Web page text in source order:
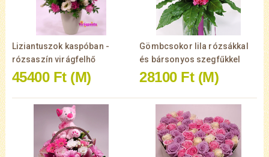
Liziantuszok kaspóban -
rózsaszín virágfelhő
45400 Ft (M)
Gömbcsokor lila rózsákkal
és bársonyos szegfűkkel
28100 Ft (M)